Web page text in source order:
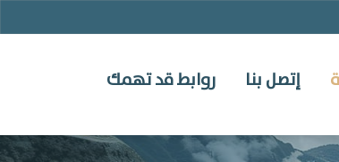
إتصل بنا روابط قد تهمك